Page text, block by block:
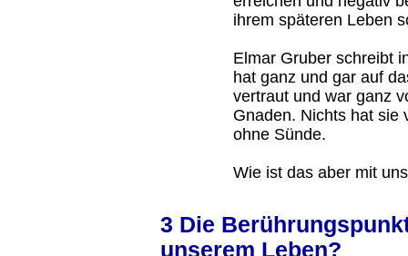
ihrem späteren Leben
Elmar Gruber schreibt
hat ganz und gar auf
vertraut und war ganz
Gnaden. Nichts hat sie
ohne Sünde.
Wie ist das aber mit
3 Die
unserem Leben?